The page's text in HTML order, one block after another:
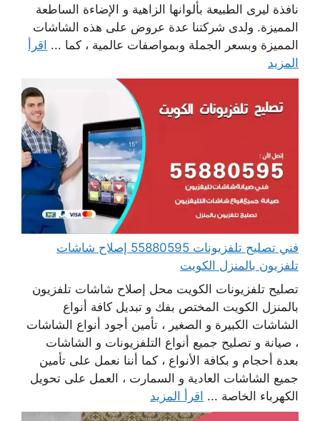
نافذة ليرى الطبيعة بألوانها الزاهية و الإضاءة الساطعة
المميزة. ولدى شركتنا عدة عروض على هذه الشاشات
المميزة وبسعر الجملة وبمواصفات عالمية ، كما ... اقرأ
المزيد
فني تصليح تلفزيونات 55880595 إصلاح شاشات
تلفزيون بالمنزل الكويت
تصليح تلفزيونات الكويت محل إصلاح شاشات تلفزيون
بالمنزل الكويت المختص بفك و تبديل كافة أنواع
الشاشات الكبيرة و الصغير ، تأمين أجود أنواع الشاشات
، صيانة و تصليح جميع أنواع التلفزيونات و الشاشات
بعدة أحجام و بكافة الأنواع ، كما أننا نعمل على تأمين
جميع الشاشات العادية و السمارت ، العمل على تحويل
الكهرباء الخاصة ... اقرأ المزيد